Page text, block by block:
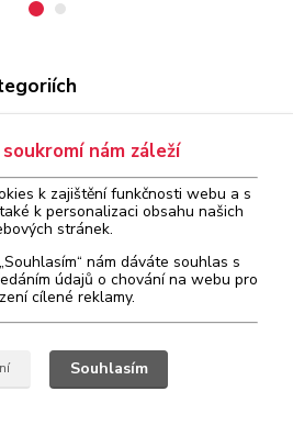
soukromí nám záleží
k zajištění funkčnosti webu a s
k personalizaci obsahu našich
stránek.
nám dáváte souhlas s
údajů o chování na webu pro
cílené reklamy.
Souhlasím